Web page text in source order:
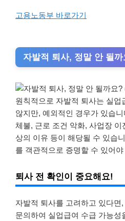
고용노동부 바로가기
자발적 퇴사, 정말 안 될까
원칙적으로 자발적 퇴사는 실업
않지만, 예외적인 경우가 있습
체불, 근로 조건 악화, 사업장
상의 이유 등이 해당될 수 있습
를 객관적으로 증명할 수 있어
퇴사 전 확인이 중요해요!
자발적 퇴사를 고려하고 있다면
문의하여 실업급여 수급 가능성